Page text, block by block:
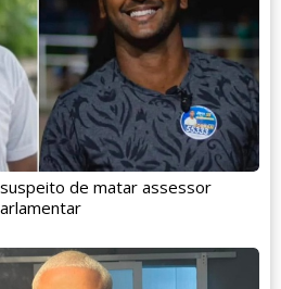
de matar assessor